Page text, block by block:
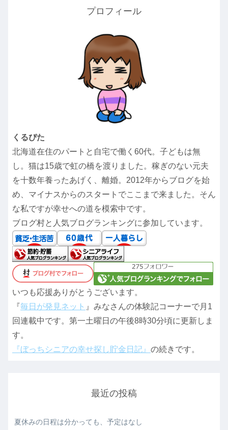
プロフィール
くるぴた
北海道在住のパートと自宅で働く60代。子どもは無
し。猫は15歳で虹の橋を渡りました。稼ぎのない元夫
を十数年養ったあげく、離婚。2012年からブログを始
め、マイナスからのスタートでここまで来ました。そん
な私ですが幸せへの道を模索中です。
ブログ村と人気ブログランキングに参加しています。
いつも応援ありがとうございます。
『毎日が発見ネット 』みなさんの体験記コーナーで月1
回連載中です。第一土曜日の午後8時30分頃に更新しま
す。
『ぼっちシニアの幸せ探し貯金日記』 の続きです。
最近の投稿
夏休みの日程は分かっても、予定はなし